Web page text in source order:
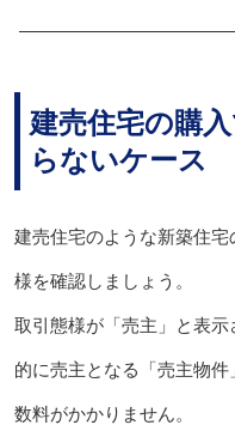
建売住宅の購
らないケース
建売住宅のような新築住
様を確認しましょう。
取引態様が「売主」と表
的に売主となる「売主物
数料がかかりません。